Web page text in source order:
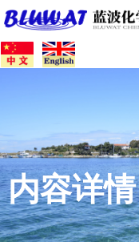
内容详情